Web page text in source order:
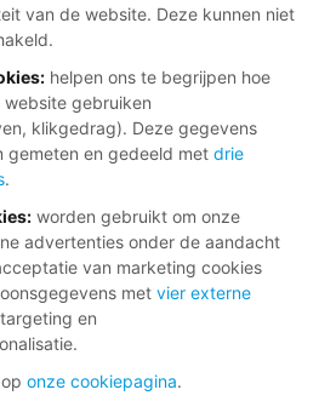
de FNV
en inkomen
jou in de buurt
nieuwsbrief
van de website. Deze kunnen niet
: helpen ons te begrijpen hoe
gebruiken
klikgedrag). Deze gegevens
gemeten en gedeeld met drie
.
: worden gebruikt om onze
advertenties onder de aandacht
van marketing cookies
met vier externe
en
onze cookiepagina.